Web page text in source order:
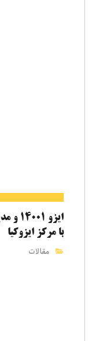
ایزو
با مرکز ایزوکیا
مقالات